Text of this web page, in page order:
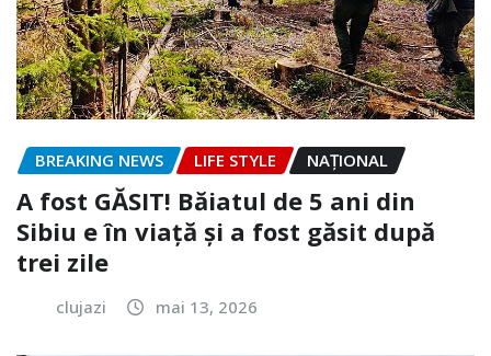
BREAKING NEWS LIFE STYLE NAŢIONAL
A fost GĂSIT! Băiatul de 5 ani din
Sibiu e în viață și a fost găsit după
trei zile
clujazi mai 13, 2026